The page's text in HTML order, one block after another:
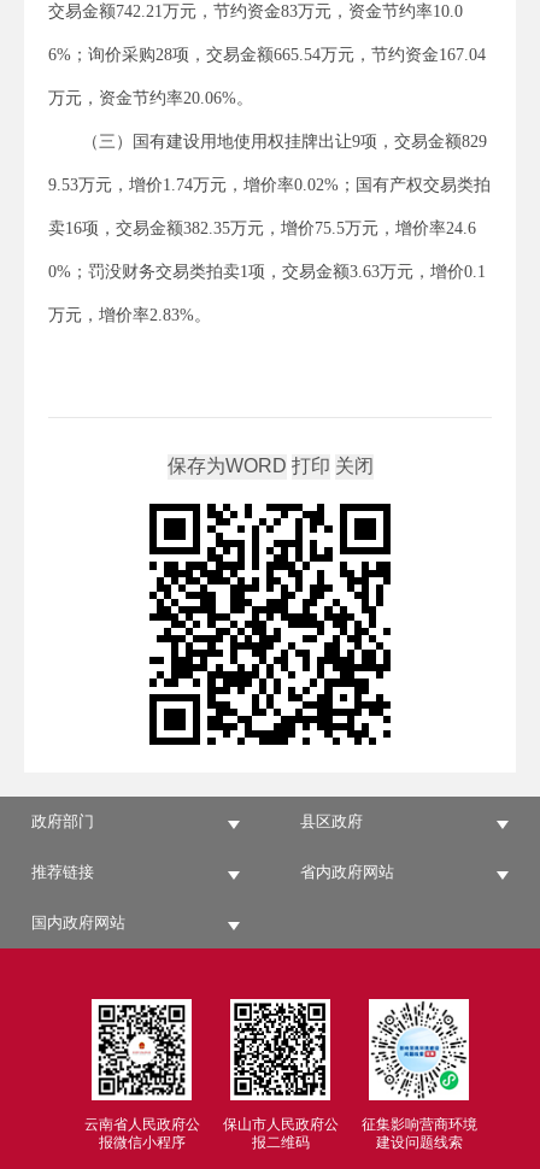
交易金额742.21万元，节约资金83万元，资金节约率10.0
6%；询价采购28项，交易金额665.54万元，节约资金167.04
万元，资金节约率20.06%。
（三）国有建设用地使用权挂牌出让9项，交易金额829
9.53万元，增价1.74万元，增价率0.02%；国有产权交易类拍
卖16项，交易金额382.35万元，增价75.5万元，增价率24.6
0%；罚没财务交易类拍卖1项，交易金额3.63万元，增价0.1
万元，增价率2.83%。
政府部门 县区政府
推荐链接 省内政府网站
国内政府网站
云南省人民政府公
报微信小程序
保山市人民政府公
报二维码
征集影响营商环境
建设问题线索